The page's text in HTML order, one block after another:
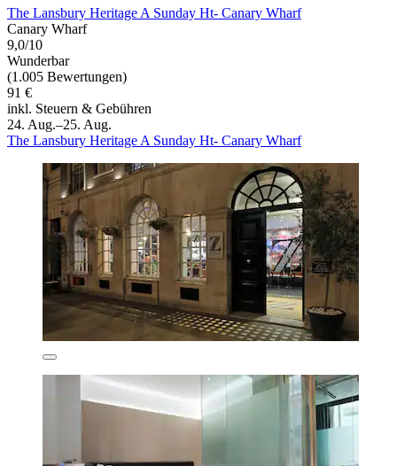
The Lansbury Heritage A Sunday Ht- Canary Wharf
Canary Wharf
9,0/10
Wunderbar
(1.005 Bewertungen)
91 €
inkl. Steuern & Gebühren
24. Aug.–25. Aug.
The Lansbury Heritage A Sunday Ht- Canary Wharf